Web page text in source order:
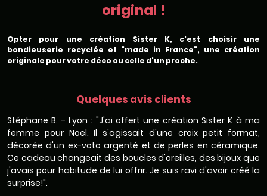
original !
Opter pour une création Sister K, c'est choisir une
bondieuserie recyclée et "made in France", une création
originale pour votre déco ou celle d'un proche.
Quelques avis clients
Stéphane B. - Lyon : "J'ai offert une création Sister K à ma
femme pour Noël. Il s'agissait d'une croix petit format,
décorée d'un ex-voto argenté et de perles en céramique.
Ce cadeau changeait des boucles d'oreilles, des bijoux que
j'avais pour habitude de lui offrir. Je suis ravi d'avoir créé la
surprise!".